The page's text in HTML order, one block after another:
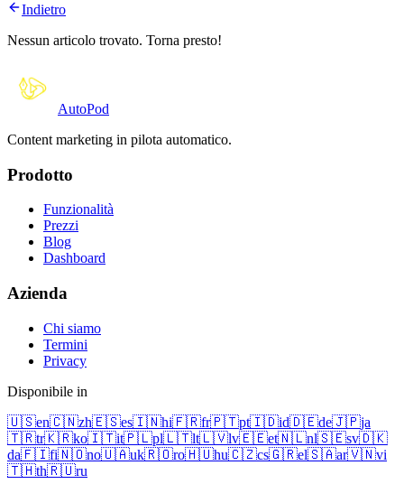
Indietro
Nessun articolo trovato. Torna presto!
AutoPod
Content marketing in pilota automatico.
Prodotto
Funzionalità
Prezzi
Blog
Dashboard
Azienda
Chi siamo
Termini
Privacy
Disponibile in
🇺🇸en🇨🇳zh🇪🇸es🇮🇳hi🇫🇷fr🇵🇹pt🇮🇩id🇩🇪de🇯🇵ja
🇹🇷tr🇰🇷ko🇮🇹it🇵🇱pl🇱🇹lt🇱🇻lv🇪🇪et🇳🇱nl🇸🇪sv🇩🇰
da🇫🇮fi🇳🇴no🇺🇦uk🇷🇴ro🇭🇺hu🇨🇿cs🇬🇷el🇸🇦ar🇻🇳vi
🇹🇭th🇷🇺ru